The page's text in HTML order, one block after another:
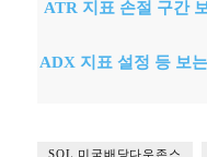
ATR 지표 손절 구간
ADX 지표 설정 등 보
SOL 미국배당다우존스